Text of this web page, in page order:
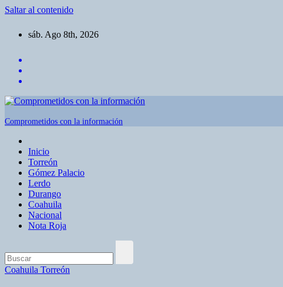
Saltar al contenido
sáb. Ago 8th, 2026
Comprometidos con la información
Inicio
Torreón
Gómez Palacio
Lerdo
Durango
Coahuila
Nacional
Nota Roja
Coahuila Torreón